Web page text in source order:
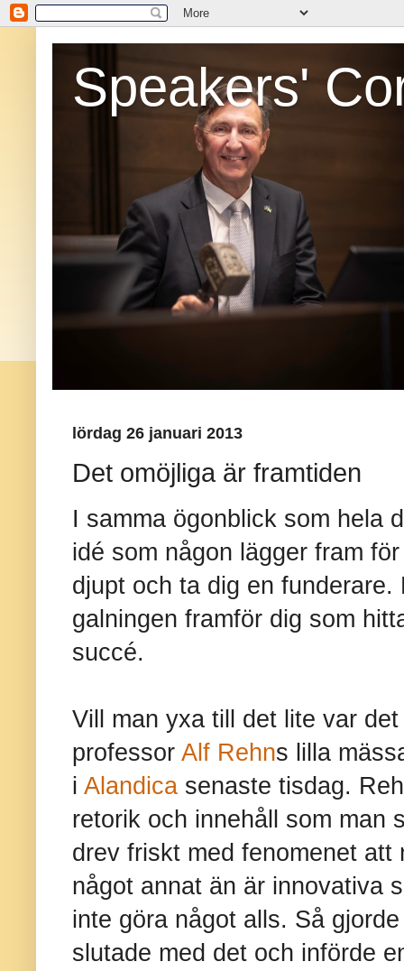
Speakers'
lördag 26 januari 2013
Det omöjliga är framtiden
I samma ögonblick som hela
idé som någon lägger fram
djupt och ta dig en
galningen framför dig som
succé.
Vill man yxa till det lite var
professor Alf Rehns lilla
i Alandica senaste tisdag.
retorik och innehåll som man
drev friskt med fenomenet
något annat än är innovativa
inte göra något alls. Så
slutade med det och införde